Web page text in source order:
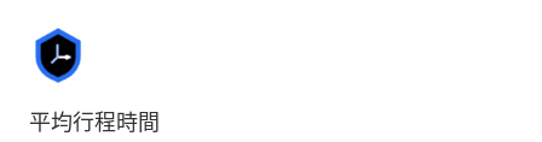
平均行程時間